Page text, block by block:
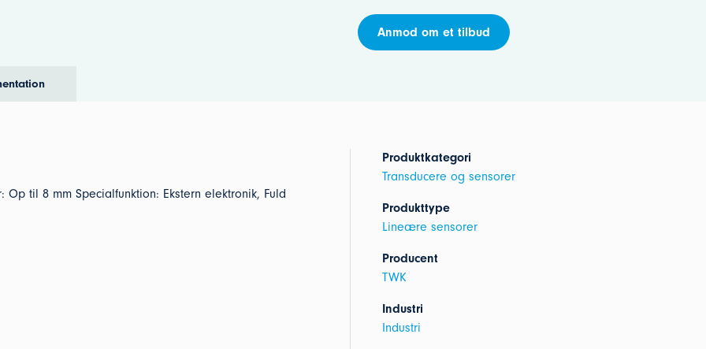
Anmod om et tilbud
til 8 mm Specialfunktion: Ekstern elektronik, Fuld
Produktkategori
Transducere og sensorer
Produkttype
Lineære sensorer
Producent
TWK
Industri
Industri